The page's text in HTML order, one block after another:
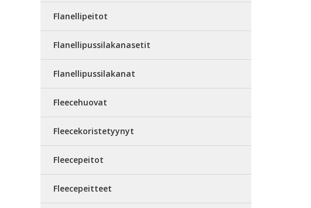
Flanellipeitot
Flanellipussilakanasetit
Flanellipussilakanat
Fleecehuovat
Fleecekoristetyynyt
Fleecepeitot
Fleecepeitteet